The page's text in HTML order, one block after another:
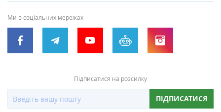
Ми в соціальних мережах
Підписатися на розсилку
ПІДПИСАТИСЯ